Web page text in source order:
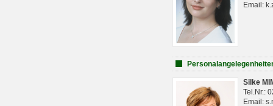
Email:
Silke
Tel.Nr.:
Email: